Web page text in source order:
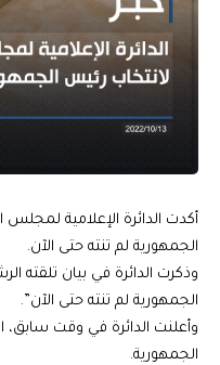
أكدت الدائرة الإعلامية لمجلس
الجمهورية لم تنته حتى الآن.
وذكرت الدائرة في بيان تلقته
الجمهورية لم تنته حتى الآن”.
وأعلنت الدائرة في وقت سابق،
الجمهورية.